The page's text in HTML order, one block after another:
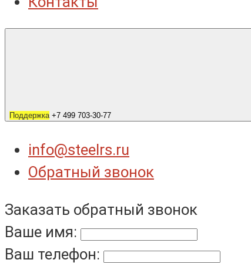
Поддержка +7 499 703-30-77
info@steelrs.ru
Обратный звонок
Заказать обратный звонок
Ваше имя:
Ваш телефон: